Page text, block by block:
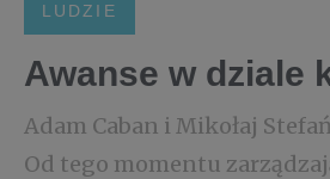
LUDZIE
Awanse w dziale
Adam Caban i Mikołaj
Od tego momentu